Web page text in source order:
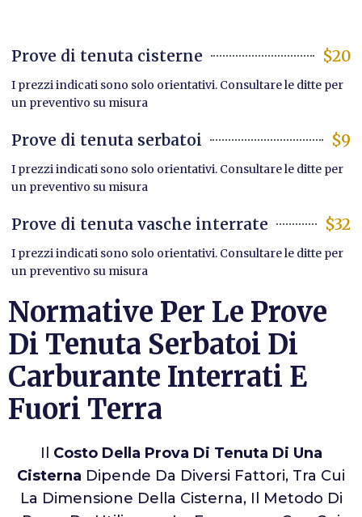
Prove di tenuta cisterne $20
I prezzi indicati sono solo orientativi. Consultare le ditte per
un preventivo su misura
Prove di tenuta serbatoi $9
I prezzi indicati sono solo orientativi. Consultare le ditte per
un preventivo su misura
Prove di tenuta vasche interrate $32
I prezzi indicati sono solo orientativi. Consultare le ditte per
un preventivo su misura
Normative Per Le Prove
Di Tenuta Serbatoi Di
Carburante Interrati E
Fuori Terra
Il Costo Della Prova Di Tenuta Di Una
Cisterna Dipende Da Diversi Fattori, Tra Cui
La Dimensione Della Cisterna, Il Metodo Di